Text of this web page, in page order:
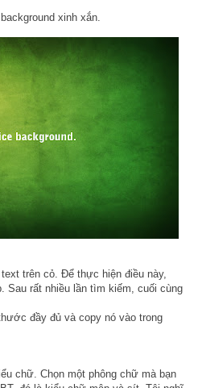
xinh xắn.
trên cỏ. Để thực hiện điều này,
Sau rất nhiều lần tìm kiếm, cuối cùng
đầy đủ và copy nó vào trong
chữ. Chọn một phông chữ mà bạn